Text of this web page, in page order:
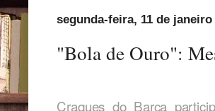
segunda-feira, 11 de janeiro
"Bola de Ouro":
Craques do Barça